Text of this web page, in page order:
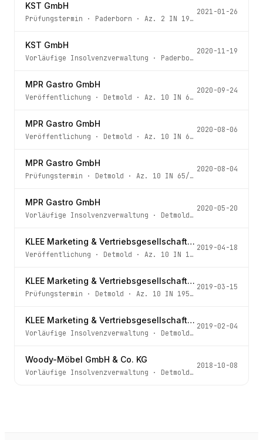
KST GmbH
Prüfungstermin · Paderborn · Az. 2 IN 196/20
2021-01-26
KST GmbH
Vorläufige Insolvenzverwaltung · Paderborn
2020-11-19
MPR Gastro GmbH
Veröffentlichung · Detmold · Az. 10 IN 65/20
2020-09-24
MPR Gastro GmbH
Veröffentlichung · Detmold · Az. 10 IN 65/20
2020-08-06
MPR Gastro GmbH
Prüfungstermin · Detmold · Az. 10 IN 65/20
2020-08-04
MPR Gastro GmbH
Vorläufige Insolvenzverwaltung · Detmold· Az.
2020-05-20
KLEE Marketing & Vertriebsgesellschaft mbH
Veröffentlichung · Detmold · Az. 10 IN 195/18
2019-04-18
KLEE Marketing & Vertriebsgesellschaft mbH
Prüfungstermin · Detmold · Az. 10 IN 195/18
2019-03-15
KLEE Marketing & Vertriebsgesellschaft mbH
Vorläufige Insolvenzverwaltung · Detmold· Az.
2019-02-04
Woody-Möbel GmbH & Co. KG
Vorläufige Insolvenzverwaltung · Detmold· Az.
2018-10-08